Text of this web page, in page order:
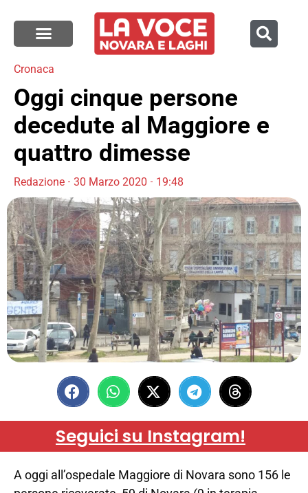
Cronaca
Oggi cinque persone
decedute al Maggiore e
quattro dimesse
Redazione 30 Marzo 2020 19:48
Seguici su Instagram!
A oggi all’ospedale Maggiore di Novara sono 156 le